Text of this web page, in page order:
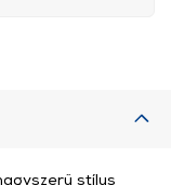
stílus